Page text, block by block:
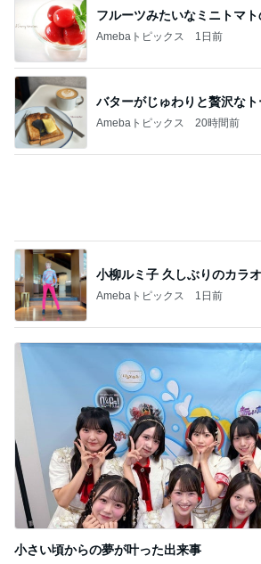
フルーツみたいなミニトマ
Amebaトピックス 1日前
バターがじゅわりと贅沢なト
Amebaトピックス 20時間前
小柳ルミ子 久しぶりのカラ
Amebaトピックス 1日前
小さい頃からの夢が叶った出来事